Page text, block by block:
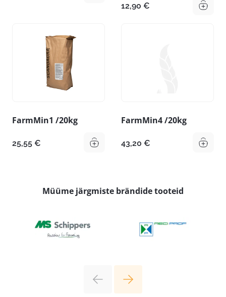
12,90 €
FarmMin1 /20kg
25,55 €
FarmMin4 /20kg
43,20 €
Müüme järgmiste brändide tooteid